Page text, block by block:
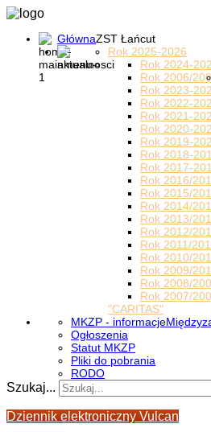
GłównaZST Łańcut
Rok 2025-2026
Rok 2024-
Rok 2006/
Rok 2023-
Rok 2022-
Rok 2021-
Rok 2020-
Rok 2019-
Rok 2018-
Rok 2017-
Rok 2016/
Rok 2015/
Rok 2014/
Rok 2013/
Rok 2012/
Rok 2011/
Rok 2010/
Rok 2009/
Rok 2008/
Rok 2007/
"CARITAS"
MKZP - informacje
Ogłoszenia
Statut MKZP
Pliki do pobrania
RODO
Szukaj...
Dziennik elektroniczny Vulcan